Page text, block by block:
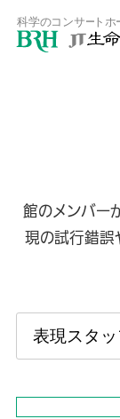
館のメンバー
現の試行錯誤